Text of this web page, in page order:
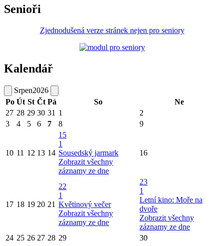
Senioři
Zjednodušená verze stránek nejen pro seniory
Kalendář
Srpen2026
Po Út St Čt Pá So
Ne
27 28 29 30 31 1
2
3
4 5 6 7 8 9
10 11 12 13 14
15
1
Sousedský jarmark
Zobrazit všechny
záznamy ze dne
16
17 18 19 20 21
22
1
Květinový večer
Zobrazit všechny
záznamy ze dne
23
1
Letní kino: Moře na
dvoře
Zobrazit všechny
záznamy ze dne
24 25 26 27 28 29
30